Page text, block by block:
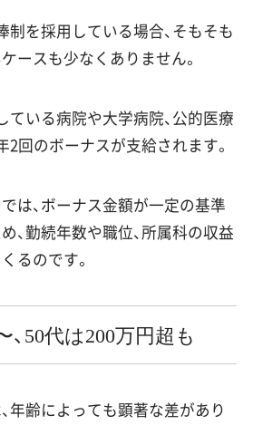
制を採用している場合、そもそも
ースも少なくありません。
ている病院や大学病院、公的医療
2回のボーナスが支給されます。
は、ボーナス金額が一定の基準
、勤続年数や職位、所属科の収益
るのです。
50代は200万円超も
年齢によっても顕著な差があり